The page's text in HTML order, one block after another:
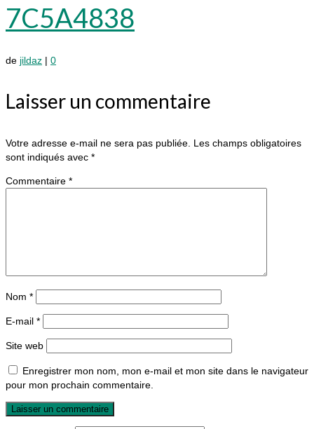
7C5A4838
de jildaz | 0
Laisser un commentaire
Votre adresse e-mail ne sera pas publiée. Les champs obligatoires
sont indiqués avec *
Commentaire *
Nom *
E-mail *
Site web
Enregistrer mon nom, mon e-mail et mon site dans le navigateur
pour mon prochain commentaire.